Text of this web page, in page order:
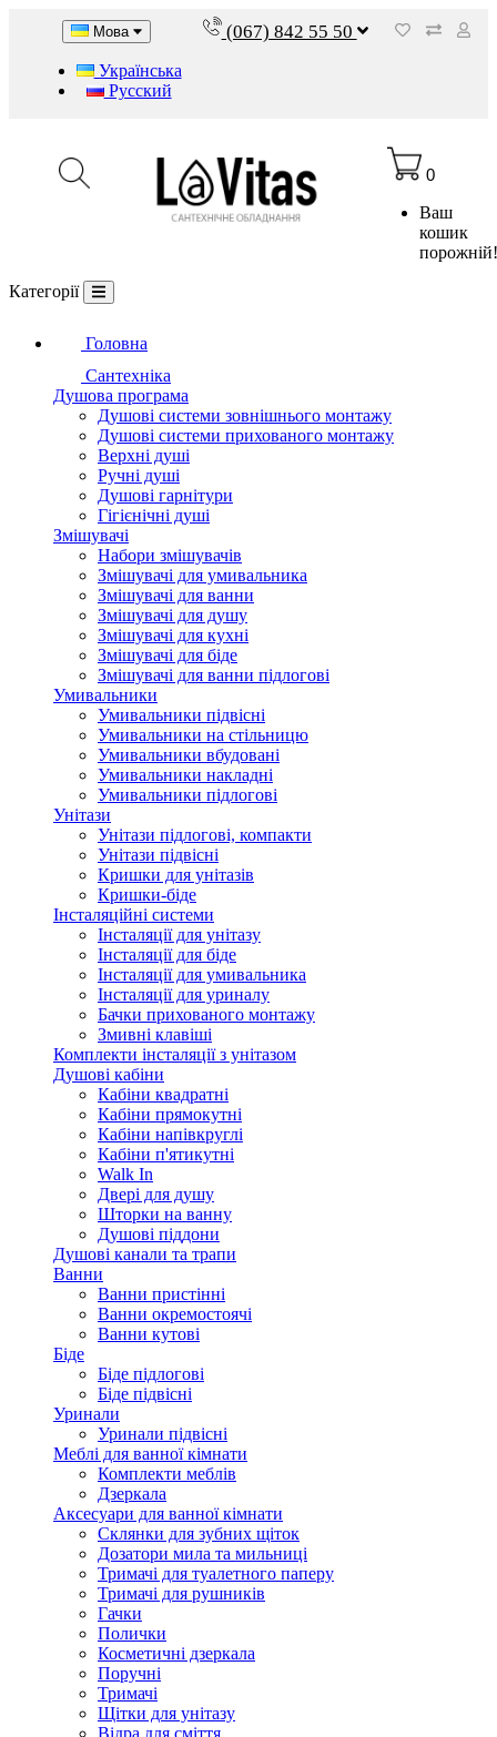
Мова
Українська
Русский
(067) 842 55 50
0
Ваш
кошик
Категорії
Головна
Сантехніка
Душова програма
Душові системи зовнішнього монтажу
Душові системи прихованого монтажу
Верхні душі
Ручні душі
Душові гарнітури
Гігієнічні душі
Змішувачі
Набори змішувачів
Змішувачі для умивальника
Змішувачі для ванни
Змішувачі для душу
Змішувачі для кухні
Змішувачі для біде
Змішувачі для ванни підлогові
Умивальники
Умивальники підвісні
Умивальники на стільницю
Умивальники вбудовані
Умивальники накладні
Умивальники підлогові
Унітази
Унітази підлогові, компакти
Унітази підвісні
Кришки для унітазів
Кришки-біде
Інсталяційні системи
Інсталяції для унітазу
Інсталяції для біде
Інсталяції для умивальника
Інсталяції для уриналу
Бачки прихованого монтажу
Змивні клавіші
Комплекти інсталяції з унітазом
Душові кабіни
Кабіни квадратні
Кабіни прямокутні
Кабіни напівкруглі
Кабіни п'ятикутні
Walk In
Двері для душу
Шторки на ванну
Душові піддони
Душові канали та трапи
Ванни
Ванни пристінні
Ванни окремостоячі
Ванни кутові
Біде
Біде підлогові
Біде підвісні
Уринали
Уринали підвісні
Меблі для ванної кімнати
Комплекти меблів
Дзеркала
Аксесуари для ванної кімнати
Склянки для зубних щіток
Дозатори мила та мильниці
Тримачі для туалетного паперу
Тримачі для рушників
Гачки
Полички
Косметичні дзеркала
Поручні
Тримачі
Щітки для унітазу
Відра для сміття